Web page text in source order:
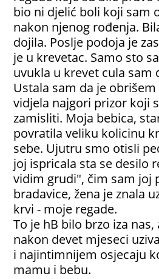
bio ni djelić boli koji sam
nakon njenog rođenja.
dojila. Poslje podoja je
je u krevetac. Samo sto
uvukla u krevet cula sam
Ustala sam da je
vidjela najgori prizor koji
zamisliti. Moja bebica,
povratila veliku kolicinu
sebe. Ujutru smo otisli
joj ispricala sta se desilo
vidim grudi", čim sam joj
bradavice, žena je znala
krvi - moje regade.
To je hB bilo brzo iza nas,
nakon devet mjeseci
i najintimnijem osjecaju
mamu i bebu.